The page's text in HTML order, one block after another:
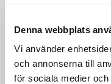
Denna webbplats
Vi använder
och annonserna till
för sociala medier